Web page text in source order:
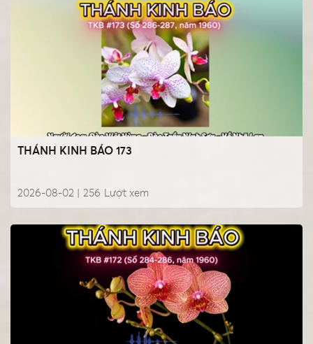
THÁNH KINH BÁO 173
2026-08-02 | Lượt xem
256